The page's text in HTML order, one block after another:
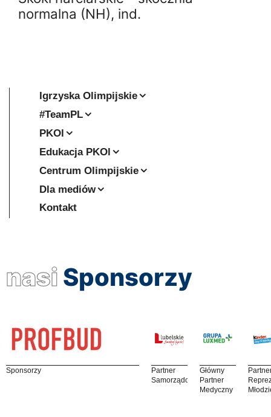
normalna (NH), ind.
Igrzyska Olimpijskie
#TeamPL
PKOl
Edukacja PKOl
Centrum Olimpijskie
Dla mediów
Kontakt
nasi Sponsorzy
Sponsorzy
Partner
Samorządowy
Główny
Partner
Medyczny